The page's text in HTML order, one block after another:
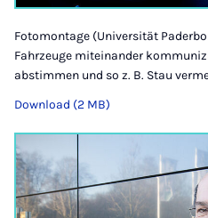
Fotomontage (Universität
Fahrzeuge miteinander
abstimmen und so z. B. Stau
Download (2 MB)